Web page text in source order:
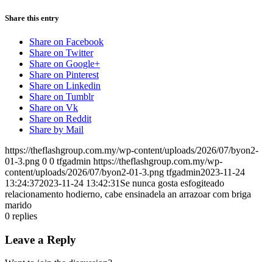
Share this entry
Share on Facebook
Share on Twitter
Share on Google+
Share on Pinterest
Share on Linkedin
Share on Tumblr
Share on Vk
Share on Reddit
Share by Mail
https://theflashgroup.com.my/wp-content/uploads/2026/07/byon2-
01-3.png 0 0 tfgadmin https://theflashgroup.com.my/wp-
content/uploads/2026/07/byon2-01-3.png tfgadmin2023-11-24
13:24:372023-11-24 13:42:31 Se nunca gosta esfogiteado
relacionamento hodierno, cabe ensinadela an arrazoar com briga
marido
0 replies
Leave a Reply